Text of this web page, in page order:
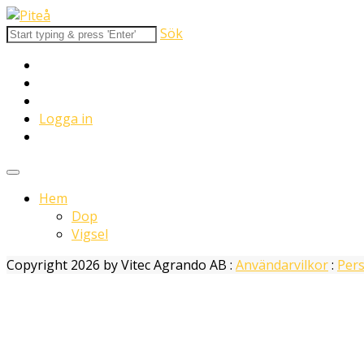
Sök
Logga in
Hem
Dop
Vigsel
Copyright 2026 by Vitec Agrando AB : Användarvilkor: